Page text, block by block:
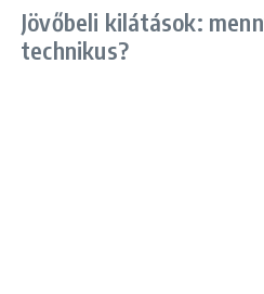
Jövőbeli kilátások:
technikus?